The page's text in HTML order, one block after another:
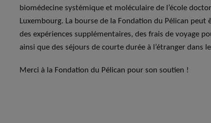
biomédecine systémique et moléculaire de l’école
Luxembourg. La bourse de la Fondation du Pélican
des expériences supplémentaires, des frais de voyage
ainsi que des séjours de courte durée à l’étranger dans
Merci à la Fondation du Pélican pour son soutien !